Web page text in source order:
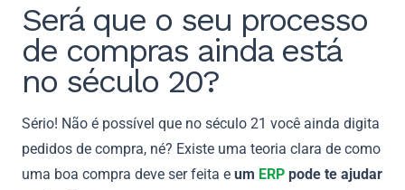
Será que o seu processo
de compras ainda está
no século 20?
Sério! Não é possível que no século 21 você ainda digita
pedidos de compra, né? Existe uma teoria clara de como
uma boa compra deve ser feita e um ERP pode te ajudar